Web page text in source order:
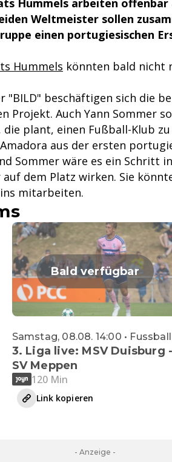
Hummels arbeiten offenbar
Weltmeister sollen
einen portugiesischen
Hummels könnten bald nicht
"BILD" beschäftigen sich die
Projekt. Auch Yann Sommer
plant, einen Fußball-Klub
aus der ersten
Sommer wäre es ein Schritt
dem Platz wirken. Sie
mitarbeiten.
Bald verfügbar
Samstag, 08.08. 14:00 • Fussball
3. Liga live: MSV Duisburg -
SV Meppen
120 Min
Link kopieren
- Anzeige -